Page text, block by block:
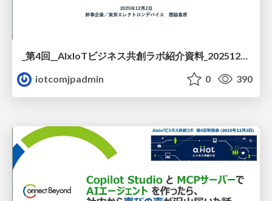
_第4回__AIxIoTビジネス共創ラボ紹介資料_20251203.pdf
iotcomjpadmin
0 390